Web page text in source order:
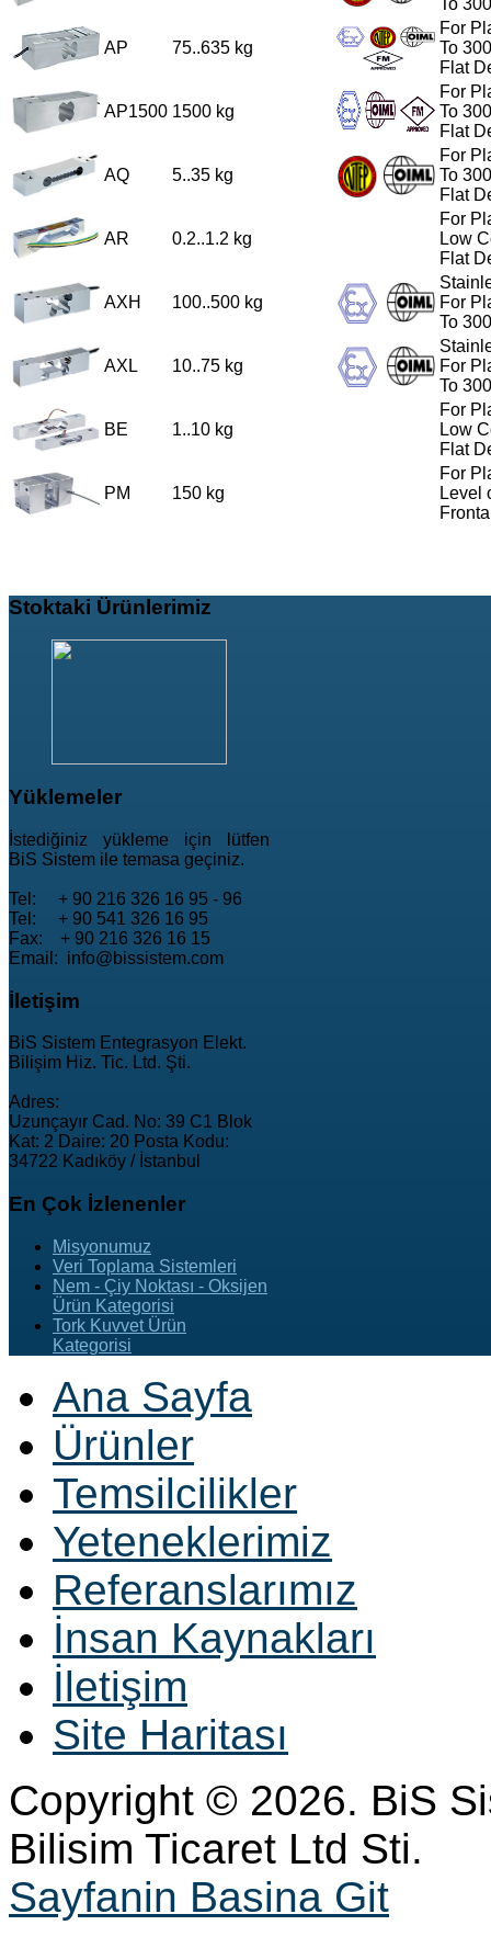
To
AP 75..635 kg
For
To
Flat
AP1500 1500 kg
For
To
Flat
AQ 5..35 kg
For
To
Flat
AR 0.2..1.2 kg
For
Low
Flat
AXH 100..500 kg
For
To
AXL 10..75 kg
For
To
BE 1..10 kg
For
Low
Flat
PM 150 kg
For
Level
Stoktaki Ürünlerimiz
Yüklemeler
İstediğiniz yükleme için lütfen
BiS Sistem ile temasa geçiniz.
Tel: + 90 216 326 16 95 - 96
Tel: + 90 541 326 16 95
Fax: + 90 216 326 16 15
Email: info@bissistem.com
İletişim
BiS Sistem Entegrasyon Elekt.
Bilişim Hiz. Tic. Ltd. Şti.
Adres:
Uzunçayır Cad. No: 39 C1 Blok
Kat: 2 Daire: 20 Posta Kodu:
34722 Kadıköy / İstanbul
En Çok İzlenenler
Misyonumuz
Veri Toplama Sistemleri
Nem - Çiy Noktası - Oksijen
Ürün Kategorisi
Tork Kuvvet Ürün
Kategorisi
Ana Sayfa
Ürünler
Temsilcilikler
Yeteneklerimiz
Referanslarımız
İnsan Kaynakları
İletişim
Site Haritası
Copyright © 2026. BiS
Bilisim Ticaret Ltd Sti.
Sayfanin Basina Git